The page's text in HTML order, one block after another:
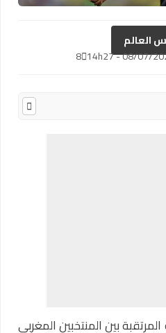
العالم
08/07/2026 -
8
بين المنتخبين المغربي